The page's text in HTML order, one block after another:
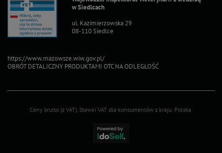
w Siedlcach
ul. Kazimierzowska 29
08-110 Siedlce
https://www.mazowsze.wiw.gov.pl/
OBRÓT DETALICZNY PRODUKTAMI OTC NA ODLEGŁOŚĆ
Ceny brutto (z VAT). Stawki VAT dla konsumentów z kraju: Polska